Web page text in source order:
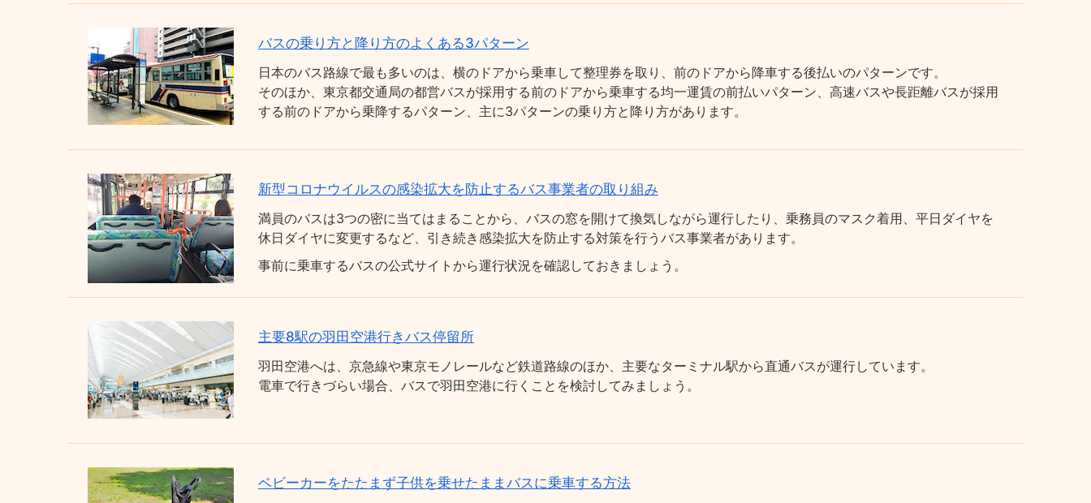
バスの乗り方と降り方のよくある3パターン
日本のバス路線で最も多いのは、横のドアから乗車して整理券を取り、前のドアから降車する後払いのパターンです。
そのほか、東京都交通局の都営バスが採用する前のドアから乗車する均一運賃の前払いパターン、高速バスや長距離バスが採用
する前のドアから乗降するパターン、主に3パターンの乗り方と降り方があります。
新型コロナウイルスの感染拡大を防止するバス事業者の取り組み
満員のバスは3つの密に当てはまることから、バスの窓を開けて換気しながら運行したり、乗務員のマスク着用、平日ダイヤを
休日ダイヤに変更するなど、引き続き感染拡大を防止する対策を行うバス事業者があります。
事前に乗車するバスの公式サイトから運行状況を確認しておきましょう。
主要8駅の羽田空港行きバス停留所
羽田空港へは、京急線や東京モノレールなど鉄道路線のほか、主要なターミナル駅から直通バスが運行しています。
電車で行きづらい場合、バスで羽田空港に行くことを検討してみましょう。
ベビーカーをたたまず子供を乗せたままバスに乗車する方法